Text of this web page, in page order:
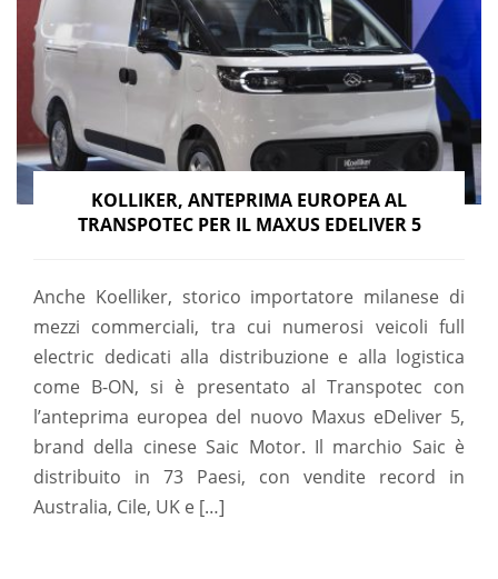
KOLLIKER, ANTEPRIMA EUROPEA AL
TRANSPOTEC PER IL MAXUS EDELIVER 5
Anche Koelliker, storico importatore milanese di
mezzi commerciali, tra cui numerosi veicoli full
electric dedicati alla distribuzione e alla logistica
come B-ON, si è presentato al Transpotec con
l’anteprima europea del nuovo Maxus eDeliver 5,
brand della cinese Saic Motor. Il marchio Saic è
distribuito in 73 Paesi, con vendite record in
Australia, Cile, UK e […]